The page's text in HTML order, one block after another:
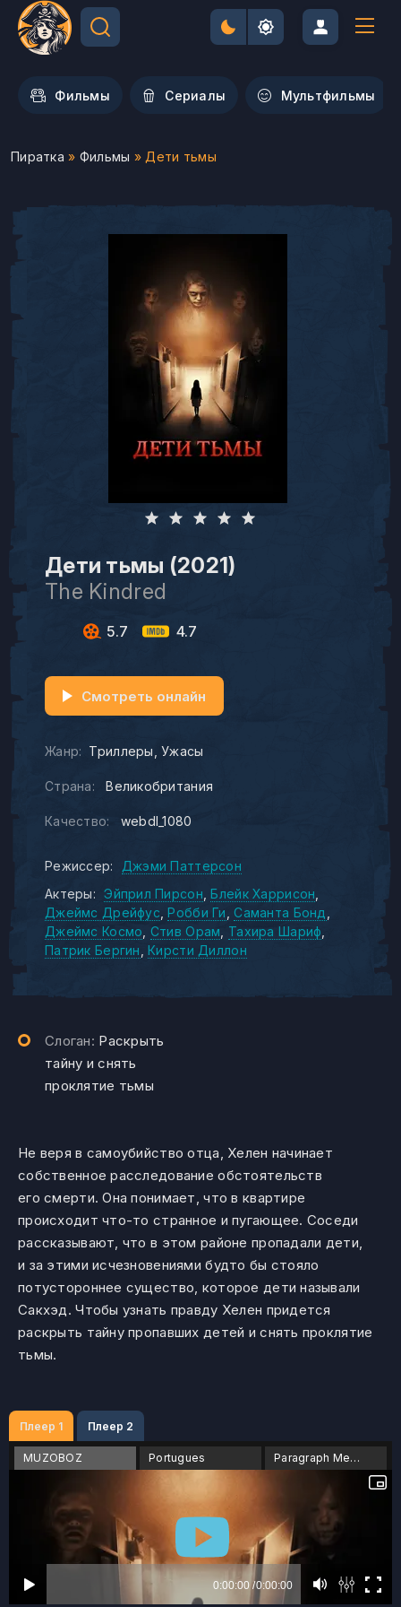
Фильмы Сериалы Мультфильмы
Пиратка » Фильмы » Дети тьмы
Дети тьмы (2021)
The Kindred
5.7 4.7
Жанр: Триллеры Ужасы
Страна: Великобритания
Качество: webdl_1080
Смотреть онлайн
Режиссер:
Джэми Паттерсон
Актеры:
Эйприл Пирсон Блейк Харрисон
Джеймс Дрейфус Робби Ги
Саманта Бонд
Джеймс Космо Стив Орам
Тахира Шариф
Патрик Бергин
Кирсти Диллон
Слоган: Раскрыть
тайну и снять
проклятие тьмы
Не веря в самоубийство отца, Хелен начинает
собственное расследование обстоятельств
его смерти. Она понимает, что в квартире
происходит что-то странное и пугающее. Соседи
рассказывают, что в этом районе пропадали дети,
и за этими исчезновениями будто бы стояло
потустороннее существо, которое дети называли
Сакхэд. Чтобы узнать правду Хелен придется
раскрыть тайну пропавших детей и снять проклятие
тьмы.
Плеер 1 Плеер 2
MUZOBOZ Portugues Paragraph Media